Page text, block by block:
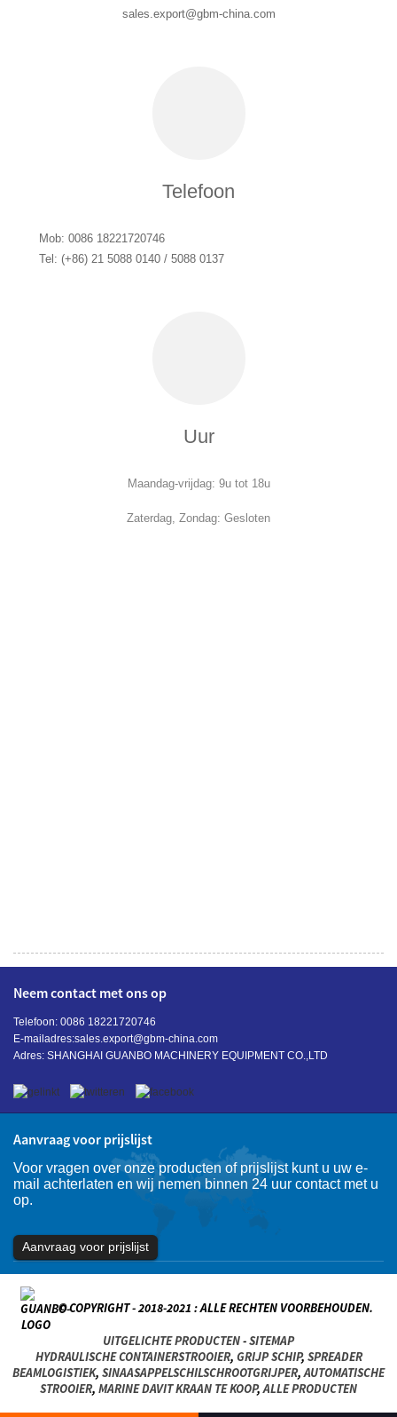
sales.export@gbm-china.com
Telefoon
Mob: 0086 18221720746
Tel: (+86) 21 5088 0140 / 5088 0137
Uur
Maandag-vrijdag: 9u tot 18u
Zaterdag, Zondag: Gesloten
Neem contact met ons op
Telefoon: 0086 18221720746
E-mailadres:sales.export@gbm-china.com
Adres: SHANGHAI GUANBO MACHINERY EQUIPMENT CO.,LTD
Aanvraag voor prijslijst
Voor vragen over onze producten of prijslijst kunt u uw e-
mail achterlaten en wij nemen binnen 24 uur contact met u
op.
Aanvraag voor prijslijst
© COPYRIGHT - 2018-2021 : ALLE RECHTEN VOORBEHOUDEN.
UITGELICHTE PRODUCTEN-SITEMAP
HYDRAULISCHE CONTAINERSTROOIER, GRIJP SCHIP, SPREADER
BEAMLOGISTIEK, SINAASAPPELSCHILSCHROOTGRIJPER,AUTOMATISCHE
STROOIER, MARINE DAVIT KRAAN TE KOOP,ALLE PRODUCTEN